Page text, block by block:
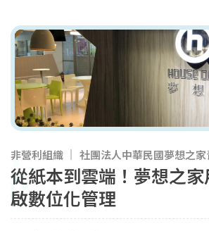
非營利組織 社團法人中華民國夢想之
從紙本到雲端！夢想之家
啟數位化管理